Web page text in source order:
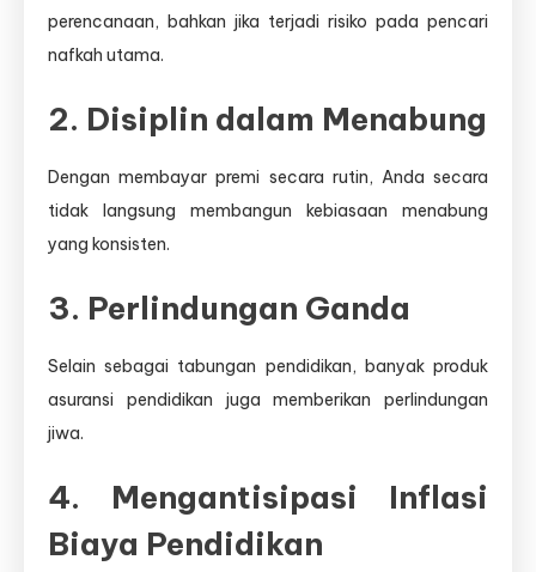
perencanaan, bahkan jika terjadi risiko pada pencari
nafkah utama.
2. Disiplin dalam Menabung
Dengan membayar premi secara rutin, Anda secara
tidak langsung membangun kebiasaan menabung
yang konsisten.
3. Perlindungan Ganda
Selain sebagai tabungan pendidikan, banyak produk
asuransi pendidikan juga memberikan perlindungan
jiwa.
4. Mengantisipasi Inflasi
Biaya Pendidikan